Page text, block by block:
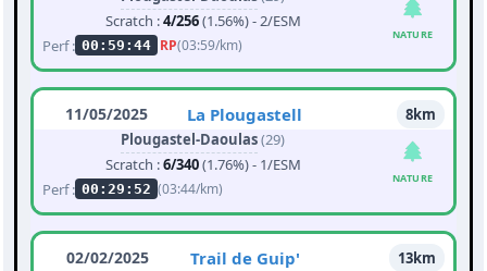
Scratch :4/256(1.56%) - 2/ESM
Perf : 00:59:44 RP(03:59/km)
NATURE
11/05/2025 La Plougastell
8km
Plougastel-Daoulas(29)
Scratch :6/340(1.76%) - 1/ESM
Perf : 00:29:52 (03:44/km)
NATURE
02/02/2025 Trail de Guip'
13km